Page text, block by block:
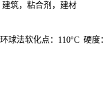
筑，粘合剂，建材
环球法软化点： 110°C 硬度：